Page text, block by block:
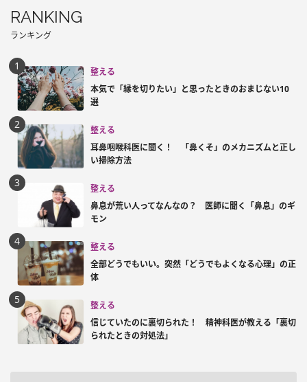
RANKING
ランキング
整える
本気で「縁を切りたい」と思ったときのおまじない10
選
整える
耳鼻咽喉科医に聞く！ 「鼻くそ」のメカニズムと正し
い掃除方法
整える
鼻息が荒い人ってなんなの？ 医師に聞く「鼻息」のギ
モン
整える
全部どうでもいい。突然「どうでもよくなる心理」の正
体
整える
信じていたのに裏切られた！ 精神科医が教える「裏切
られたときの対処法」